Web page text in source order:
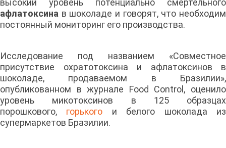
высокий уровень потенциально смертельного
афлатоксина в шоколаде и говорят, что необходим
постоянный мониторинг его производства.
Исследование под названием «Совместное
присутствие охратотоксина и афлатоксинов в
шоколаде, продаваемом в Бразилии»,
опубликованном в журнале Food Control, оценило
уровень микотоксинов в 125 образцах
порошкового, горького и белого шоколада из
супермаркетов Бразилии.